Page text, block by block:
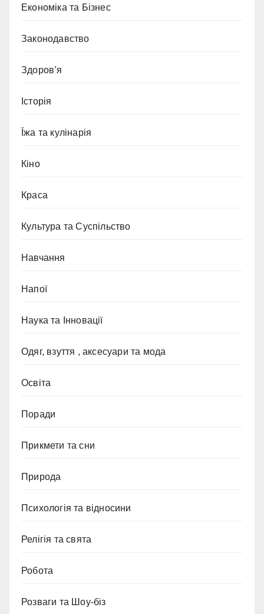
Економіка та Бізнес
Законодавство
Здоров’я
Історія
Їжа та кулінарія
Кіно
Краса
Культура та Суспільство
Навчання
Напої
Наука та Інновації
Одяг, взуття , аксесуари та мода
Освіта
Поради
Прикмети та сни
Природа
Психологія та відносини
Релігія та свята
Робота
Розваги та Шоу-біз